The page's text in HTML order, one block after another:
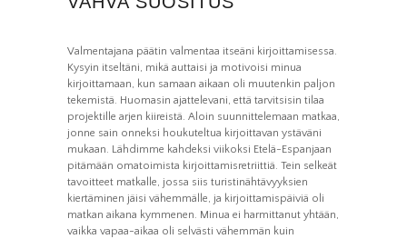
Valmentajana päätin valmentaa itseäni kirjoittamisessa.
Kysyin itseltäni, mikä auttaisi ja motivoisi minua
kirjoittamaan, kun samaan aikaan oli muutenkin paljon
tekemistä. Huomasin ajattelevani, että tarvitsisin tilaa
projektille arjen kiireistä. Aloin suunnittelemaan matkaa,
jonne sain onneksi houkuteltua kirjoittavan ystäväni
mukaan. Lähdimme kahdeksi viikoksi Etelä-Espanjaan
pitämään omatoimista kirjoittamisretriittiä. Tein selkeät
tavoitteet matkalle, jossa siis turistinähtävyyksien
kiertäminen jäisi vähemmälle, ja kirjoittamispäiviä oli
matkan aikana kymmenen. Minua ei harmittanut yhtään,
vaikka vapaa-aikaa oli selvästi vähemmän kuin